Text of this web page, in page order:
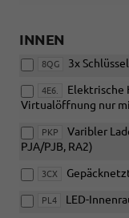
INNEN
8QG 3x Schlüssel
4E6.
Elektrische
Virtualöffnung nur
PKP
Varibler
PJA/PJB, RA2)
3CX
PL4 LED-